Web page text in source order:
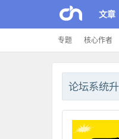
文章
专题 核心作者
论坛系统